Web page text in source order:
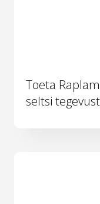
Toeta
seltsi tegevust